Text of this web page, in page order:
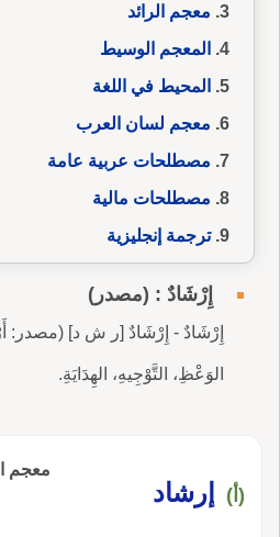
معجم الرائد
المعجم الوسيط
المحيط في اللغة
معجم لسان العرب
مصطلحات عربية عامة
مصطلحات مالية
ترجمة إنجليزية
إِرْشَادٌ : (مصدر)
إِرْشَادٌ - إِرْشَادٌ [ر ش د] (مصدر:
الوَعْظِ، التَّوْجِيهِ، الهِدَايَةِ.
معجم
(أ) إرشاد